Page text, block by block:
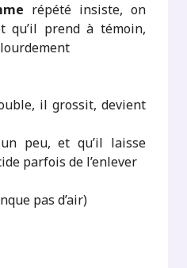
répété insiste, on
qu’il prend à témoin,
il grossit, devient
peu, et qu’il laisse
parfois de l’enlever
pas d’air)